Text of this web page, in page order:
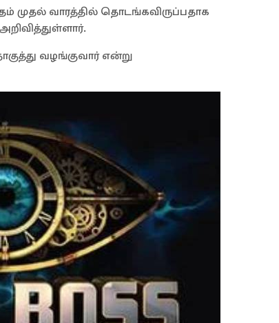
முதல் வாரத்தில் தொடங்கவிருப்பதாக
வழங்குவார் என்று